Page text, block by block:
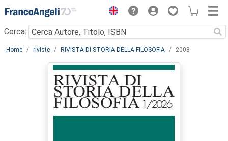
Menu
Cerca:
Main content
Home riviste RIVISTA DI STORIA DELLA FILOSOFIA 2008